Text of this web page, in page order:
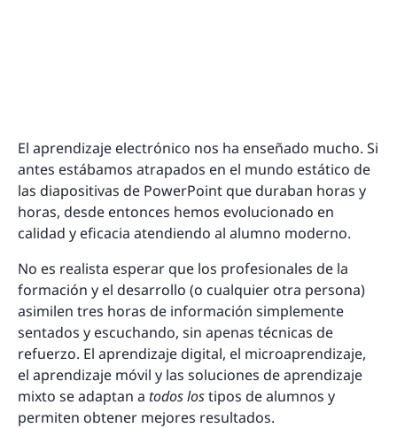
El aprendizaje electrónico nos ha enseñado mucho. Si
antes estábamos atrapados en el mundo estático de
las diapositivas de PowerPoint que duraban horas y
horas, desde entonces hemos evolucionado en
calidad y eficacia atendiendo al alumno moderno.
No es realista esperar que los profesionales de la
formación y el desarrollo (o cualquier otra persona)
asimilen tres horas de información simplemente
sentados y escuchando, sin apenas técnicas de
refuerzo. El aprendizaje digital, el microaprendizaje,
el aprendizaje móvil y las soluciones de aprendizaje
mixto se adaptan a todos lostipos de alumnos y
permiten obtener mejores resultados.